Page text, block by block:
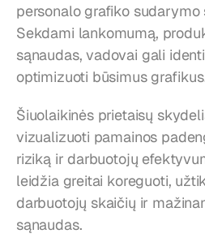
personalo grafiko sudarymo
Sekdami lankomumą,
sąnaudas, vadovai gali
optimizuoti būsimus
Šiuolaikinės prietaisų
vizualizuoti pamainos
riziką ir darbuotojų
leidžia greitai koreguoti,
darbuotojų skaičių ir
sąnaudas.